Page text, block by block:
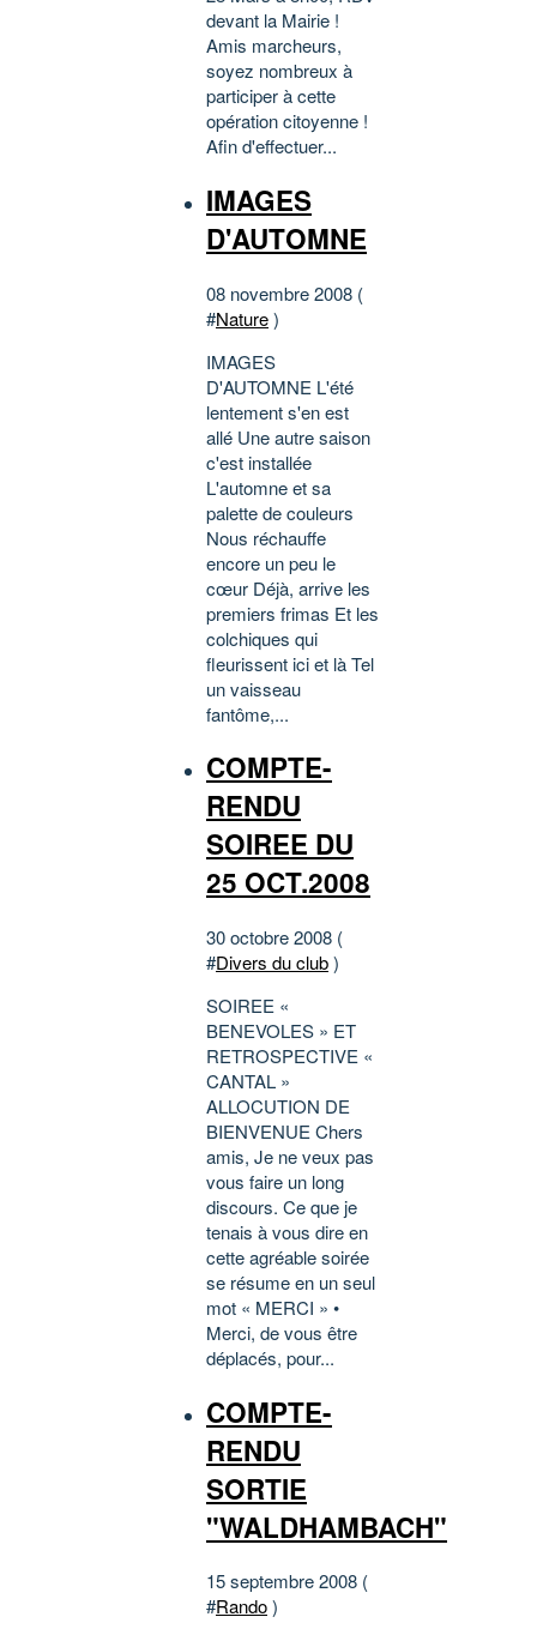
devant la Mairie !
Amis marcheurs,
soyez nombreux à
participer à cette
opération citoyenne !
Afin d'effectuer...
IMAGES
D'AUTOMNE
08 novembre 2008 (
#Nature)
IMAGES
D'AUTOMNE L'été
lentement s'en est
allé Une autre saison
c'est installée
L'automne et sa
palette de couleurs
Nous réchauffe
encore un peu le
cœur Déjà, arrive les
premiers frimas Et les
colchiques qui
fleurissent ici et là Tel
un vaisseau
fantôme,...
COMPTE-
RENDU
SOIREE DU
25 OCT.2008
30 octobre 2008 (
#Divers du club)
SOIREE «
BENEVOLES » ET
RETROSPECTIVE «
CANTAL »
ALLOCUTION DE
BIENVENUE Chers
amis, Je ne veux pas
vous faire un long
discours. Ce que je
tenais à vous dire en
cette agréable soirée
se résume en un seul
mot « MERCI » •
Merci, de vous être
déplacés, pour...
COMPTE-
RENDU
SORTIE
"WALDHAMBACH"
15 septembre 2008 (
#Rando)